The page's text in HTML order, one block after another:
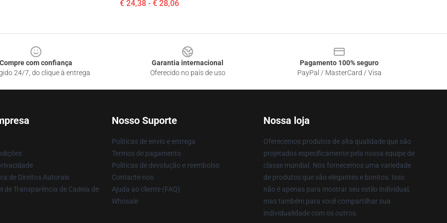
€ 24,38 - € 28,06
Compre com confiança
24/7, do clique à entrega
Garantia internacional
Oferecido no país de uso
Pagamento 100% seguro
PayPal / MasterCard / Visa
de Direitos Autorais
de Transparência de Cadeia de
Nosso Suporte
Políticas de envio e entrega
Termos de pagamento
Políticas de devolução e reembolso
Contacte-nos
Ajuda ao cliente (FAQ)
Whosale
Nossa loja
Oferecemos produtos de alta qualidade que são
projetados especificamente pela nossa equipe de
classe mundial. Nós fornecemos uma variedade
de produtos que são elegantes e bonitos. Isso
não é apenas para mostrar seu estilo individual,
mas também para você compartilhar sua
individualidade com os outros.